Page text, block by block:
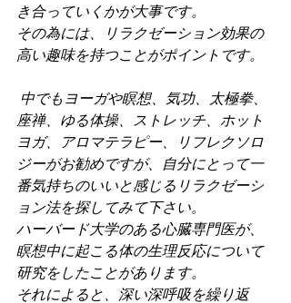
き合っていくかが大事です。
その為には、リラクゼーション効果の
高い趣味を持つことがポイントです。
中でもヨーガや瞑想、気功、太極拳、
座禅、ゆる体操、ストレッチ、ホット
ヨガ、アロマテラピー、リフレクソロ
ジーがお勧めですが、自分にとって一
番気持ちのいいと感じるリラクゼーシ
ョン法を探してみて下さい。
ハーバード大学のある心臓専門医が、
瞑想中に起こる体の生理反応について
研究をしたことがあります。
それによると、深い深呼吸を繰り返